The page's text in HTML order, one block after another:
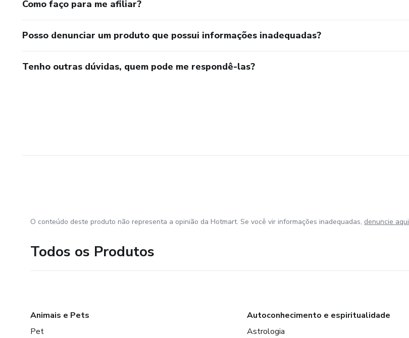
Como faço para me afiliar?
Posso denunciar um produto que possui informações inadequadas?
Tenho outras dúvidas, quem pode me respondê-las?
O conteúdo deste produto não representa a opinião da Hotmart. Se você vir informações inadequadas, denuncie aqui
Todos os Produtos
Animais e Pets
Pet
Autoconhecimento e espiritualidade
Astrologia